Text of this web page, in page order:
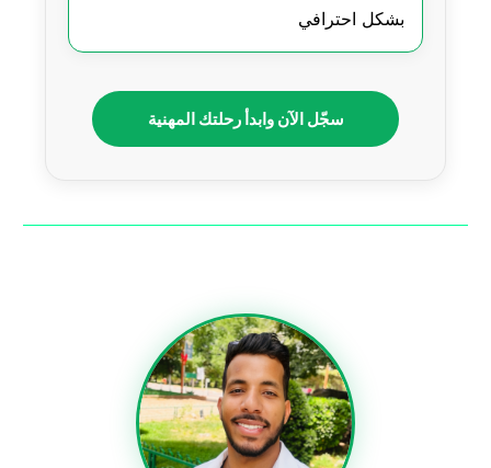
بشكل احترافي
سجّل الآن وابدأ رحلتك المهنية